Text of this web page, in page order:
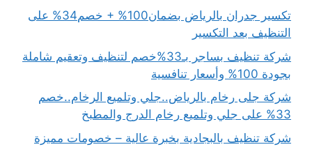
تكسير جدران بالرياض بضمان100% + خصم34% على
التنظيف بعد التكسير
شركة تنظيف بساجر بـ33%خصم لتنظيف وتعقيم شاملة
بجودة 100% وأسعار تنافسية
شركة جلى رخام بالرياض..جلي وتلميع الرخام..خصم
33% على جلي وتلميع رخام الدرج والمطبخ
شركة تنظيف بالبجادية بخبرة عالية – خصومات مميزة